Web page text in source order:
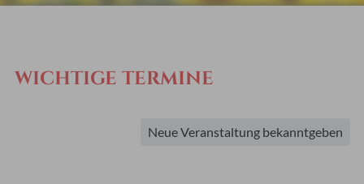
WICHTIGE TERMINE